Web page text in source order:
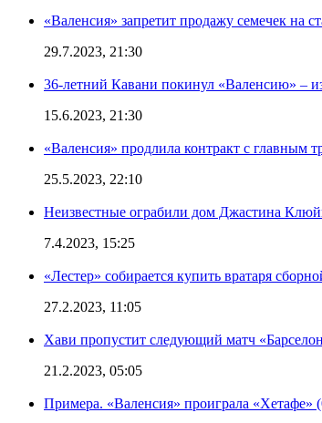
«Валенсия» запретит продажу семечек на
29.7.2023, 21:30
36-летний Кавани покинул «Валенсию» –
15.6.2023, 21:30
«Валенсия» продлила контракт с главным
25.5.2023, 22:10
Неизвестные ограбили дом Джастина
7.4.2023, 15:25
«Лестер» собирается купить вратаря
27.2.2023, 11:05
Хави пропустит следующий матч
21.2.2023, 05:05
Примера. «Валенсия» проиграла «Хетафе»